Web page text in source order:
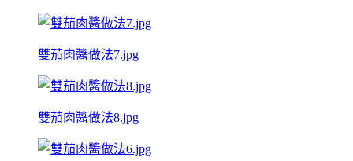
雙茄肉醬做法7.jpg
雙茄肉醬做法8.jpg